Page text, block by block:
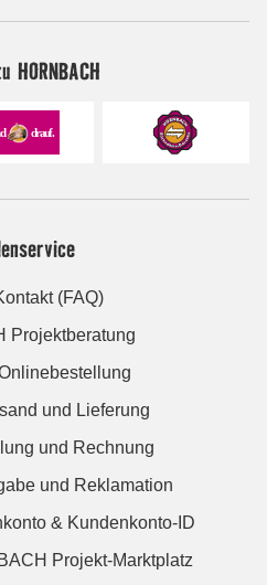
HORNBACH
(FAQ)
Projektberatung
und Lieferung
und Rechnung
und Reklamation
& Kundenkonto-ID
Projekt-Marktplatz